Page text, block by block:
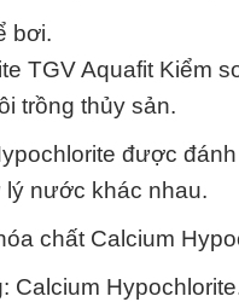
bơi.
TGV Aquafit Kiểm
trồng thủy sản.
được
nước khác nhau.
chất Calcium
Calcium